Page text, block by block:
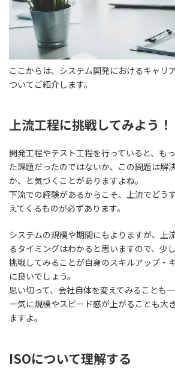
ここからは、システム開発におけるキャリ
ついてご紹介します。
上流工程に挑戦してみよう！
開発工程やテスト工程を行っていると、も
た課題だったのではないか、この問題は解
か、と気づくことがありますよね。
下流での経験があるからこそ、上流でどう
えてくるものが必ずあります。
システムの規模や期間にもよりますが、上
るタイミングはわかると思いますので、少
挑戦してみることが自身のスキルアップ・
に良いでしょう。
思い切って、会社自体を変えてみることも一
一気に規模やスピード感が上がることも大
ますよ。
ISOについて理解する